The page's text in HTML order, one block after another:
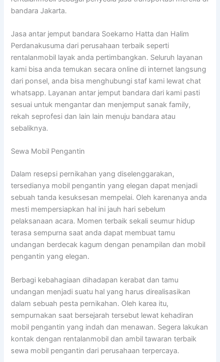
bandara Jakarta.
Jasa antar jemput bandara Soekarno Hatta dan Halim
Perdanakusuma dari perusahaan terbaik seperti
rentalanmobil layak anda pertimbangkan. Seluruh layanan
kami bisa anda temukan secara online di internet langsung
dari ponsel, anda bisa menghubungi staf kami lewat chat
whatsapp. Layanan antar jemput bandara dari kami pasti
sesuai untuk mengantar dan menjemput sanak family,
rekah seprofesi dan lain lain menuju bandara atau
sebaliknya.
Sewa Mobil Pengantin
Dalam resepsi pernikahan yang diselenggarakan,
tersedianya mobil pengantin yang elegan dapat menjadi
sebuah tanda kesuksesan mempelai. Oleh karenanya anda
mesti mempersiapkan hal ini jauh hari sebelum
pelaksanaan acara. Momen terbaik sekali seumur hidup
terasa sempurna saat anda dapat membuat tamu
undangan berdecak kagum dengan penampilan dan mobil
pengantin yang elegan.
Berbagi kebahagiaan dihadapan kerabat dan tamu
undangan menjadi suatu hal yang harus direalisasikan
dalam sebuah pesta pernikahan. Oleh karea itu,
sempurnakan saat bersejarah tersebut lewat kehadiran
mobil pengantin yang indah dan menawan. Segera lakukan
kontak dengan rentalanmobil dan ambil tawaran terbaik
sewa mobil pengantin dari perusahaan terpercaya.